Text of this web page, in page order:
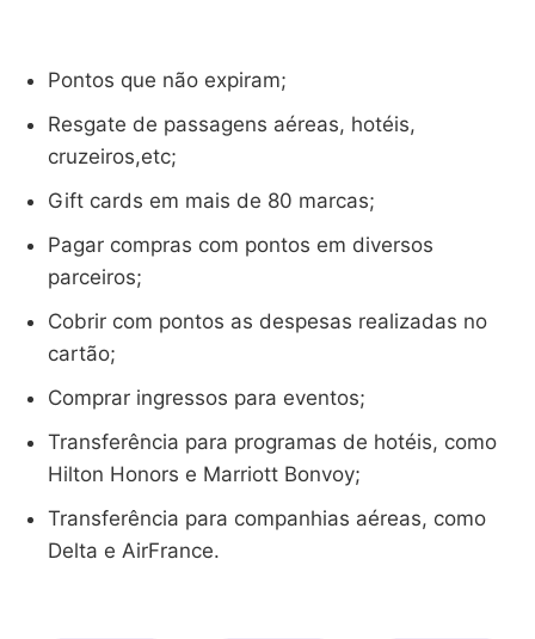
Pontos que não expiram;
Resgate de passagens aéreas, hotéis,
cruzeiros,etc;
Gift cards em mais de 80 marcas;
Pagar compras com pontos em diversos
parceiros;
Cobrir com pontos as despesas realizadas no
cartão;
Comprar ingressos para eventos;
Transferência para programas de hotéis, como
Hilton Honors e Marriott Bonvoy;
Transferência para companhias aéreas, como
Delta e AirFrance.